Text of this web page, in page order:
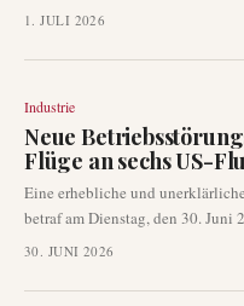
gemeldet wurden. Eine
Entwicklungen in Bezug auf
bedeutende, sofortige Luftfahrt-
1. JULI 2026
Industrie
Neue
Flüge an sechs US-
Eine erhebliche und
betraf am Dienstag, den 30. Juni
Flughäfen. Dies führte zu weit
Probleme im nationalen
30. JUNI 2026